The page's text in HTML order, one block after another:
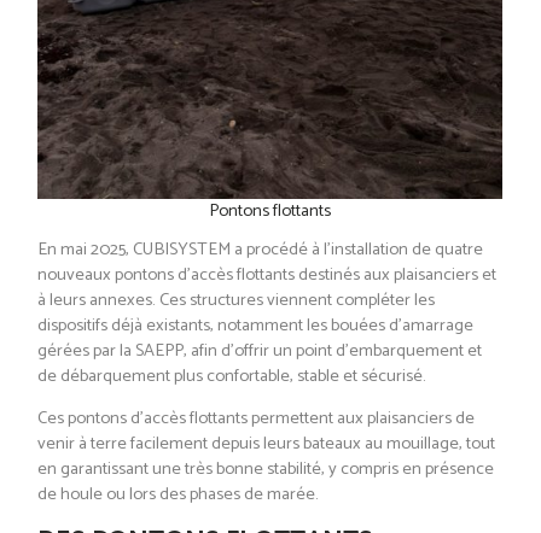
Pontons flottants
En mai 2025, CUBISYSTEM a procédé à l’installation de quatre
nouveaux pontons d’accès flottants destinés aux plaisanciers et
à leurs annexes. Ces structures viennent compléter les
dispositifs déjà existants, notamment les bouées d’amarrage
gérées par la SAEPP, afin d’offrir un point d’embarquement et
de débarquement plus confortable, stable et sécurisé.
Ces pontons d’accès flottants permettent aux plaisanciers de
venir à terre facilement depuis leurs bateaux au mouillage, tout
en garantissant une très bonne stabilité, y compris en présence
de houle ou lors des phases de marée.